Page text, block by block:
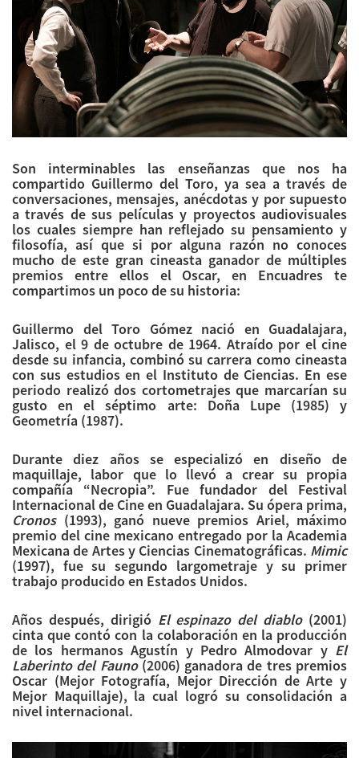
Son interminables las enseñanzas que nos ha
compartido Guillermo del Toro, ya sea a través de
conversaciones, mensajes, anécdotas y por supuesto
a través de sus películas y proyectos audiovisuales
los cuales siempre han reflejado su pensamiento y
filosofía, así que si por alguna razón no conoces
mucho de este gran cineasta ganador de múltiples
premios entre ellos el Oscar, en Encuadres te
compartimos un poco de su historia:
Guillermo del Toro Gómez nació en Guadalajara,
Jalisco, el 9 de octubre de 1964. Atraído por el cine
desde su infancia, combinó su carrera como cineasta
con sus estudios en el Instituto de Ciencias. En ese
periodo realizó dos cortometrajes que marcarían su
gusto en el séptimo arte: Doña Lupe (1985) y
Geometría (1987).
Durante diez años se especializó en diseño de
maquillaje, labor que lo llevó a crear su propia
compañía “Necropia”. Fue fundador del Festival
Internacional de Cine en Guadalajara. Su ópera prima,
Cronos(1993), ganó nueve premios Ariel, máximo
premio del cine mexicano entregado por la Academia
Mexicana de Artes y Ciencias Cinematográficas. Mimic
(1997), fue su segundo largometraje y su primer
trabajo producido en Estados Unidos.
Años después, dirigió El espinazo del diablo(2001)
cinta que contó con la colaboración en la producción
de los hermanos Agustín y Pedro Almodovar y El
Laberinto del Fauno(2006) ganadora de tres premios
Oscar (Mejor Fotografía, Mejor Dirección de Arte y
Mejor Maquillaje), la cual logró su consolidación a
nivel internacional.